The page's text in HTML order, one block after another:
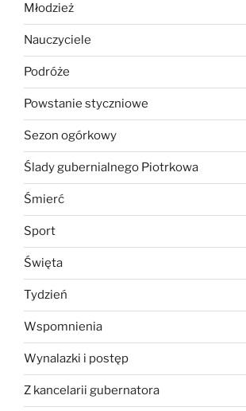
Młodzież
Nauczyciele
Podróże
Powstanie styczniowe
Sezon ogórkowy
Ślady gubernialnego Piotrkowa
Śmierć
Sport
Święta
Tydzień
Wspomnienia
Wynalazki i postęp
Z kancelarii gubernatora